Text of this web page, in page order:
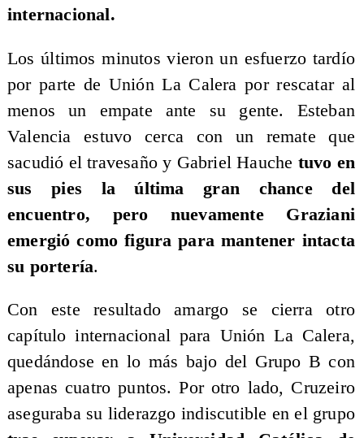
internacional.
Los últimos minutos vieron un esfuerzo tardío
por parte de Unión La Calera por rescatar al
menos un empate ante su gente. Esteban
Valencia estuvo cerca con un remate que
sacudió el travesaño y Gabriel Hauche tuvo en
sus pies la última gran chance del
encuentro, pero nuevamente Graziani
emergió como figura para mantener intacta
su portería.
Con este resultado amargo se cierra otro
capítulo internacional para Unión La Calera,
quedándose en lo más bajo del Grupo B con
apenas cuatro puntos. Por otro lado, Cruzeiro
aseguraba su liderazgo indiscutible en el grupo